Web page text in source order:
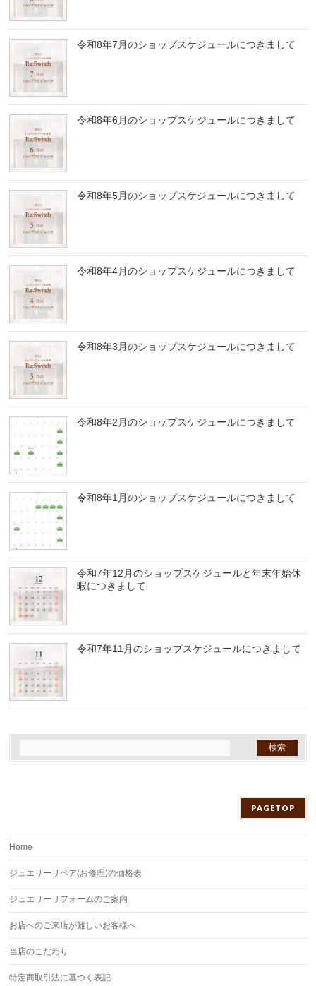
令和8年7月のショップスケジュールにつきまして
令和8年6月のショップスケジュールにつきまして
令和8年5月のショップスケジュールにつきまして
令和8年4月のショップスケジュールにつきまして
令和8年3月のショップスケジュールにつきまして
令和8年2月のショップスケジュールにつきまして
令和8年1月のショップスケジュールにつきまして
令和7年12月のショップスケジュールと年末年始休
暇につきまして
令和7年11月のショップスケジュールにつきまして
PAGETOP
Home
ジュエリーリペア(お修理)の価格表
ジュエリーリフォームのご案内
お店へのご来店が難しいお客様へ
当店のこだわり
特定商取引法に基づく表記